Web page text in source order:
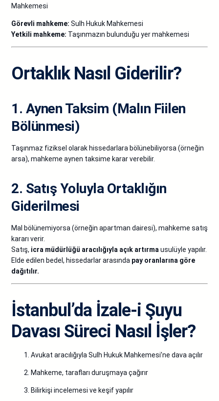
Mahkemesi
Görevli mahkeme: Sulh Hukuk Mahkemesi
Yetkili mahkeme: Taşınmazın bulunduğu yer mahkemesi
Ortaklık Nasıl Giderilir?
1. Aynen Taksim (Malın Fiilen
Bölünmesi)
Taşınmaz fiziksel olarak hissedarlara bölünebiliyorsa (örneğin
arsa), mahkeme aynen taksime karar verebilir.
2. Satış Yoluyla Ortaklığın
Giderilmesi
Mal bölünemiyorsa (örneğin apartman dairesi), mahkeme satış
kararı verir.
Satış, icra müdürlüğü aracılığıyla açık artırma usulüyle yapılır.
Elde edilen bedel, hissedarlar arasında pay oranlarına göre
dağıtılır.
İstanbul’da İzale-i Şuyu
Davası Süreci Nasıl İşler?
Avukat aracılığıyla Sulh Hukuk Mahkemesi’ne dava açılır
Mahkeme, tarafları duruşmaya çağırır
Bilirkişi incelemesi ve keşif yapılır